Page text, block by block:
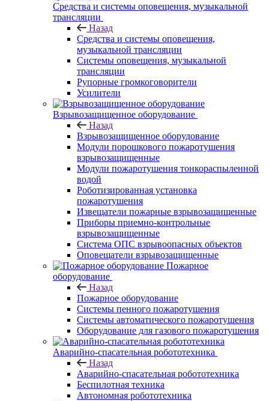
Средства и системы оповещения, музыкальной
трансляции
Назад
Средства и системы оповещения,
музыкальной трансляции
Системы оповещения, музыкальной
трансляции
Рупорные громкоговорители
Усилители
Взрывозащищенное оборудование
Назад
Взрывозащищенное оборудование
Модули порошкового пожаротушения
взрывозащищенные
Модули пожаротушения тонкораспыленной
водой
Роботизированная установка
пожаротушения
Извещатели пожарные взрывозащищенные
Приборы приемно-контрольные
взрывозащищенные
Система ОПС взрывоопасных объектов
Оповещатели взрывозащищенные
Пожарное
оборудование
Назад
Пожарное оборудование
Системы пенного пожаротушения
Системы автоматического пожаротушения
Оборудование для газового пожаротушения
Аварийно-спасательная робототехника
Назад
Аварийно-спасательная робототехника
Беспилотная техника
Автономная робототехника